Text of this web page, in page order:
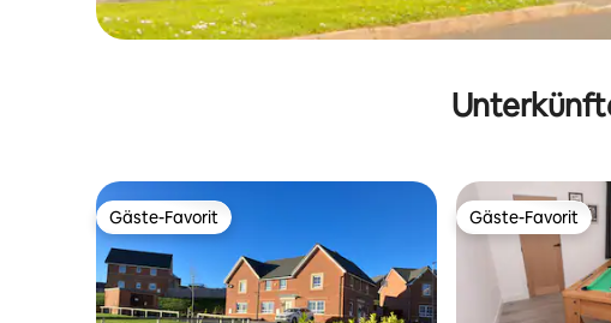
Gäste-Favorit
Gäste-Favorit Gäste-Favorit
Gäste-Favorit